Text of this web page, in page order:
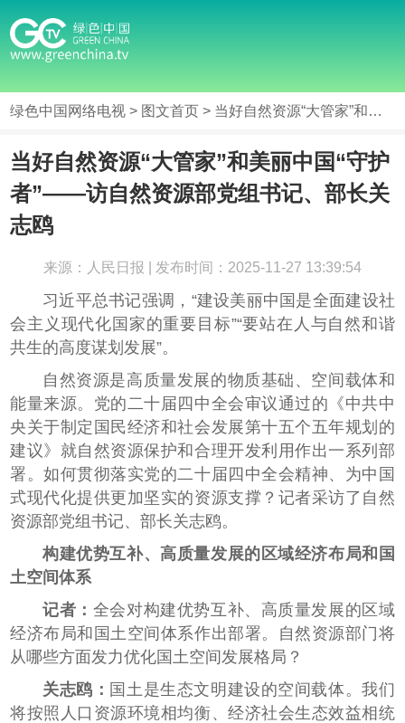
绿色中国网络电视 > 图文首页 > 当好自然资源“大管家”和美丽中国“守护者”——访自然资源部党组书记、部长关志鸥
当好自然资源“大管家”和美丽中国“守护
者”——访自然资源部党组书记、部长关
志鸥
来源：人民日报 | 发布时间：2025-11-27 13:39:54
习近平总书记强调，“建设美丽中国是全面建设社
会主义现代化国家的重要目标”“要站在人与自然和谐
共生的高度谋划发展”。
自然资源是高质量发展的物质基础、空间载体和
能量来源。党的二十届四中全会审议通过的《中共中
央关于制定国民经济和社会发展第十五个五年规划的
建议》就自然资源保护和合理开发利用作出一系列部
署。如何贯彻落实党的二十届四中全会精神、为中国
式现代化提供更加坚实的资源支撑？记者采访了自然
资源部党组书记、部长关志鸥。
构建优势互补、高质量发展的区域经济布局和国
土空间体系
记者： 全会对构建优势互补、高质量发展的区域
经济布局和国土空间体系作出部署。自然资源部门将
从哪些方面发力优化国土空间发展格局？
关志鸥： 国土是生态文明建设的空间载体。我们
将按照人口资源环境相均衡、经济社会生态效益相统